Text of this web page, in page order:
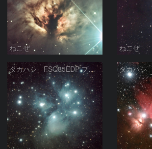
ねこぜ ねこぜ
タカハシ FSQ85EDP プレアデス星団